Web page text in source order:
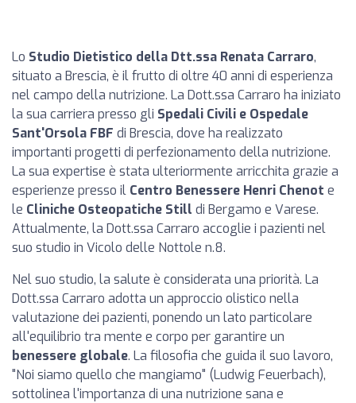
Lo Studio Dietistico della Dtt.ssa Renata Carraro,
situato a Brescia, è il frutto di oltre 40 anni di esperienza
nel campo della nutrizione. La Dott.ssa Carraro ha iniziato
la sua carriera presso gli Spedali Civili e Ospedale
Sant'Orsola FBF di Brescia, dove ha realizzato
importanti progetti di perfezionamento della nutrizione.
La sua expertise è stata ulteriormente arricchita grazie a
esperienze presso il Centro Benessere Henri Chenot e
le Cliniche Osteopatiche Still di Bergamo e Varese.
Attualmente, la Dott.ssa Carraro accoglie i pazienti nel
suo studio in Vicolo delle Nottole n.8.
Nel suo studio, la salute è considerata una priorità. La
Dott.ssa Carraro adotta un approccio olistico nella
valutazione dei pazienti, ponendo un lato particolare
all'equilibrio tra mente e corpo per garantire un
benessere globale. La filosofia che guida il suo lavoro,
"Noi siamo quello che mangiamo" (Ludwig Feuerbach),
sottolinea l'importanza di una nutrizione sana e